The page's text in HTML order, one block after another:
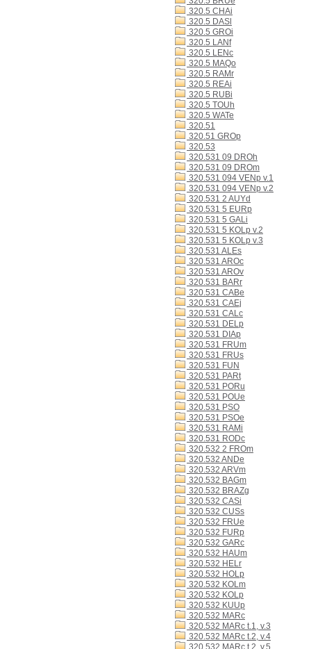
320.5 CHAi
320.5 DASl
320.5 GROi
320.5 LANf
320.5 LENc
320.5 MAQo
320.5 RAMr
320.5 REAi
320.5 RUBi
320.5 TOUh
320.5 WATe
320.51
320.51 GROp
320.53
320.531 09 DROh
320.531 09 DROm
320.531 094 VENp v.1
320.531 094 VENp v.2
320.531 2 AUYd
320.531 5 EURp
320.531 5 GALi
320.531 5 KOLp v.2
320.531 5 KOLp v.3
320.531 ALEs
320.531 AROc
320.531 AROv
320.531 BARr
320.531 CABe
320.531 CAEj
320.531 CALc
320.531 DELp
320.531 DIAp
320.531 FRUm
320.531 FRUs
320.531 FUN
320.531 PARt
320.531 PORu
320.531 POUe
320.531 PSO
320.531 PSOe
320.531 RAMi
320.531 RODc
320.532 2 FROm
320.532 ANDe
320.532 ARVm
320.532 BAGm
320.532 BRAZg
320.532 CASi
320.532 CUSs
320.532 FRUe
320.532 FURp
320.532 GARc
320.532 HAUm
320.532 HELr
320.532 HOLp
320.532 KOLm
320.532 KOLp
320.532 KUUp
320.532 MARc
320.532 MARc t.1, v.3
320.532 MARc t.2, v.4
320.532 MARc t.2, v.5